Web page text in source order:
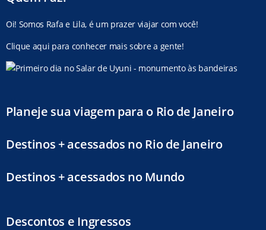
Oi! Somos Rafa e Lila, é um prazer viajar com você!
Clique aqui para conhecer mais sobre a gente!
Planeje sua viagem para o Rio de Janeiro
Destinos + acessados no Rio de Janeiro
Destinos + acessados no Mundo
Descontos e Ingressos